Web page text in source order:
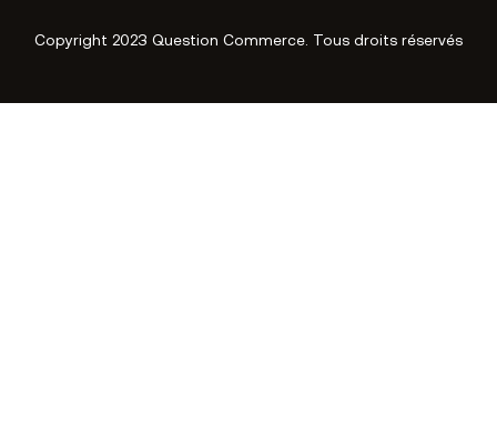
Autres cookies
Copyright 2023 Question Commerce. Tous droits réservés